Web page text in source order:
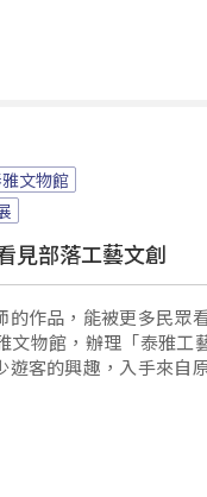
文物館
見部落工藝文創
作品，能被更多民眾
文物館，辦理「泰雅工
客的興趣，入手來自